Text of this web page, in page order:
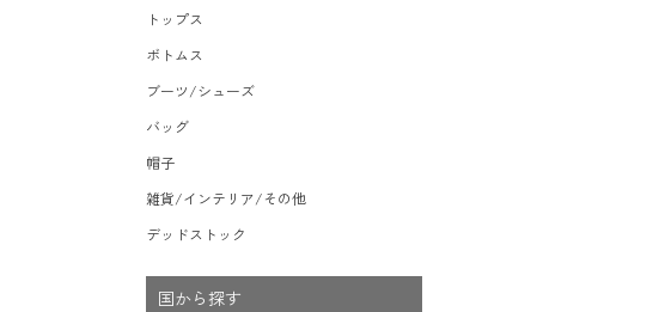
ミリタリー雑貨
ライト/懐中電灯/etc
ロープ/コード/etc
タオル/ハンカチ/etc
その他の小物
トップス
ボトムス
ブーツ/シューズ
バッグ
帽子
雑貨/インテリア/その他
デッドストック
国から探す